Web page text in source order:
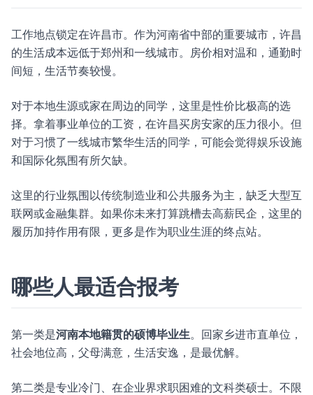
工作地点锁定在许昌市。作为河南省中部的重要城市，许昌
的生活成本远低于郑州和一线城市。房价相对温和，通勤时
间短，生活节奏较慢。
对于本地生源或家在周边的同学，这里是性价比极高的选
择。拿着事业单位的工资，在许昌买房安家的压力很小。但
对于习惯了一线城市繁华生活的同学，可能会觉得娱乐设施
和国际化氛围有所欠缺。
这里的行业氛围以传统制造业和公共服务为主，缺乏大型互
联网或金融集群。如果你未来打算跳槽去高薪民企，这里的
履历加持作用有限，更多是作为职业生涯的终点站。
哪些人最适合报考
第一类是河南本地籍贯的硕博毕业生。回家乡进市直单位，
社会地位高，父母满意，生活安逸，是最优解。
第二类是专业冷门、在企业界求职困难的文科类硕士。不限